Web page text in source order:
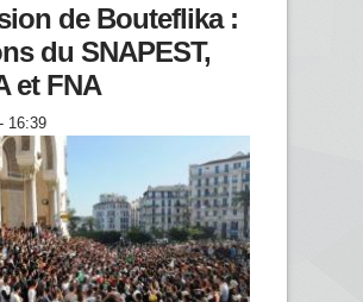
de Bouteflika :
du SNAPEST,
et FNA
16:39